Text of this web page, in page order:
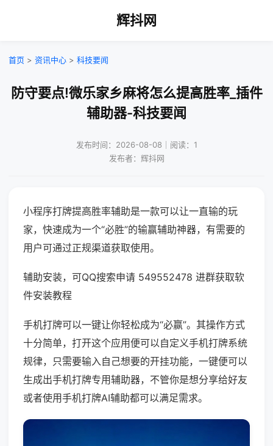
辉抖网
首页 > 资讯中心 > 科技要闻
防守要点!微乐家乡麻将怎么提高胜率_插件
辅助器-科技要闻
发布时间：2026-08-08｜阅读：1
发布者：辉抖网
小程序打牌提高胜率辅助是一款可以让一直输的玩
家，快速成为一个“必胜”的输赢辅助神器，有需要的
用户可通过正规渠道获取使用。
辅助安装，可QQ搜索申请 549552478 进群获取软
件安装教程
手机打牌可以一键让你轻松成为“必赢”。其操作方式
十分简单，打开这个应用便可以自定义手机打牌系统
规律，只需要输入自己想要的开挂功能，一键便可以
生成出手机打牌专用辅助器，不管你是想分享给好友
或者使用手机打牌AI辅助都可以满足需求。